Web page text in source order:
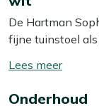
De Hartman
fijne tuinstoel
ondersteunt je
Toon/
meer
Onderhoud